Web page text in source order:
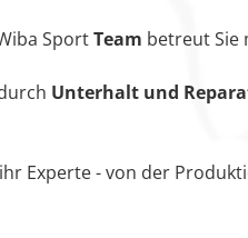
SportTeam betreut Sie
Unterhalt und
Experte - von der